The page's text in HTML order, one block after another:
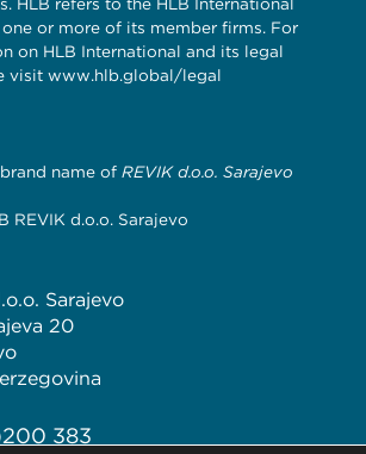
or more of its member firms. For
on HLB International and its legal
visit www.hlb.global/legal
name of REVIK d.o.o. Sarajevo
REVIK d.o.o. Sarajevo
Sarajevo
20
383